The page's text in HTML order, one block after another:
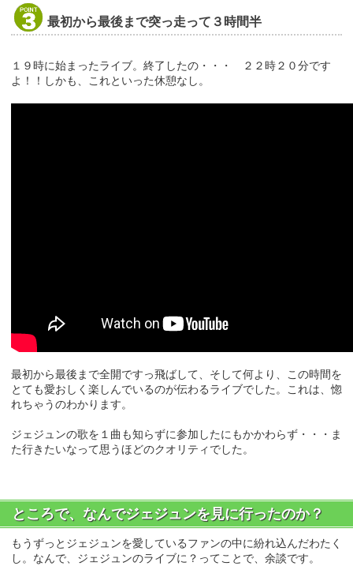
最初から最後まで突っ走って３時間半
１９時に始まったライブ。終了したの・・・ ２２時２０分です
よ！！しかも、これといった休憩なし。
最初から最後まで全開ですっ飛ばして、そして何より、この時間を
とても愛おしく楽しんでいるのが伝わるライブでした。これは、惚
れちゃうのわかります。
ジェジュンの歌を１曲も知らずに参加したにもかかわらず・・・ま
た行きたいなって思うほどのクオリティでした。
ところで、なんでジェジュンを見に行ったのか？
もうずっとジェジュンを愛しているファンの中に紛れ込んだわたく
し。なんで、ジェジュンのライブに？ってことで、余談です。